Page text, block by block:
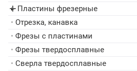
▸ Пластины фрезерные
• Отрезка, канавка
• Фрезы с пластинами
• Фрезы твердосплавные
• Сверла твердосплавные